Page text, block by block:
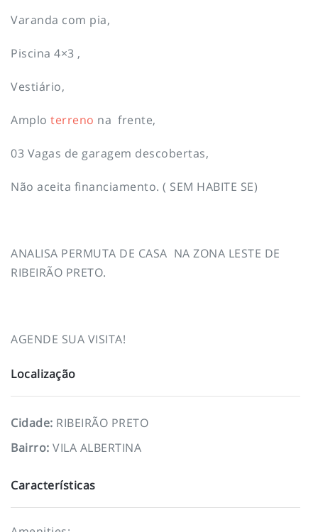
Varanda com pia,
Piscina 4×3 ,
Vestiário,
Amplo terreno na frente,
03 Vagas de garagem descobertas,
Não aceita financiamento. ( SEM HABITE SE)
ANALISA PERMUTA DE CASA NA ZONA LESTE DE
RIBEIRÃO PRETO.
AGENDE SUA VISITA!
Localização
Cidade: RIBEIRÃO PRETO
Bairro: VILA ALBERTINA
Características